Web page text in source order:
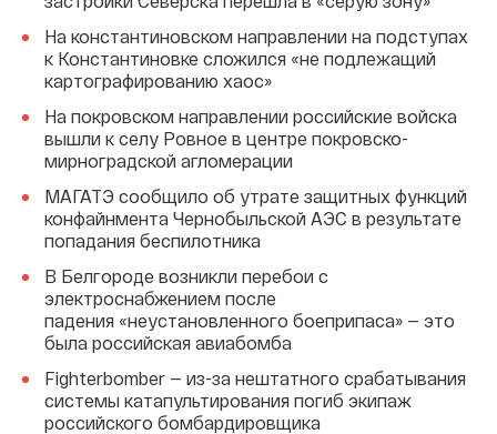
На константиновском направлении на подступах
к Константиновке сложился «не подлежащий
картографированию хаос»
На покровском направлении российские войска
вышли к селу Ровное в центре покровско-
мирноградской агломерации
МАГАТЭ сообщило об утрате защитных функций
конфайнмента Чернобыльской АЭС в результате
попадания беспилотника
В Белгороде возникли перебои с
электроснабжением после
падения «неустановленного боеприпаса» — это
была российская авиабомба
Fighterbomber — из-за нештатного срабатывания
системы катапультирования погиб экипаж
российского бомбардировщика